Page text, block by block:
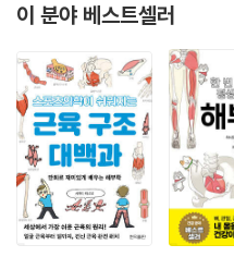
-유격 훈련 후 뭉친 허벅지 : 대퇴
-구보 후 저리고 아픈 발바닥과 발
-축구와 족구 경기 전 부상 예방과
장근 마사지
-행정병을 위한 어깨 말림 완화 및
부록) 군즈 헬스 운동 상식 Q&A
이 분야 베스트셀러